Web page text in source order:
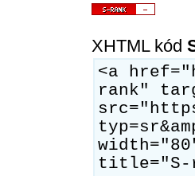
XHTML kód
<a
rank"
title="S-